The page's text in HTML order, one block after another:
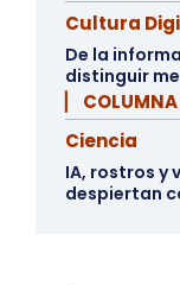
Cultura
De la
distinguir
▏ COLUMNA
Ciencia
IA, rostros y
despiertan